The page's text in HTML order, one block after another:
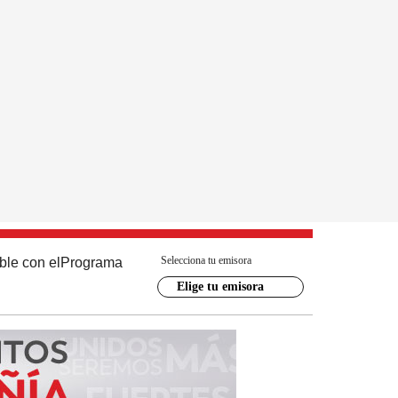
con el Programa Selecciona tu emisora
Elige tu emisora